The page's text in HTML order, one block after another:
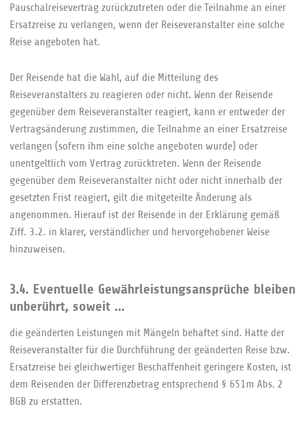
Pauschalreisevertrag zurückzutreten oder die Teilnahme an einer
Ersatzreise zu verlangen, wenn der Reiseveranstalter eine solche
Reise angeboten hat.
Der Reisende hat die Wahl, auf die Mitteilung des
Reiseveranstalters zu reagieren oder nicht. Wenn der Reisende
gegenüber dem Reiseveranstalter reagiert, kann er entweder der
Vertragsänderung zustimmen, die Teilnahme an einer Ersatzreise
verlangen (sofern ihm eine solche angeboten wurde) oder
unentgeltlich vom Vertrag zurücktreten. Wenn der Reisende
gegenüber dem Reiseveranstalter nicht oder nicht innerhalb der
gesetzten Frist reagiert, gilt die mitgeteilte Änderung als
angenommen. Hierauf ist der Reisende in der Erklärung gemäß
Ziff. 3.2. in klarer, verständlicher und hervorgehobener Weise
hinzuweisen.
3.4. Eventuelle Gewährleistungsansprüche bleiben
unberührt, soweit ...
die geänderten Leistungen mit Mängeln behaftet sind. Hatte der
Reiseveranstalter für die Durchführung der geänderten Reise bzw.
Ersatzreise bei gleichwertiger Beschaffenheit geringere Kosten, ist
dem Reisenden der Differenzbetrag entsprechend § 651m Abs. 2
BGB zu erstatten.